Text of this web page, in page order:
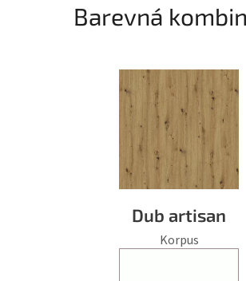
Barevná
Dub artisan
Korpus